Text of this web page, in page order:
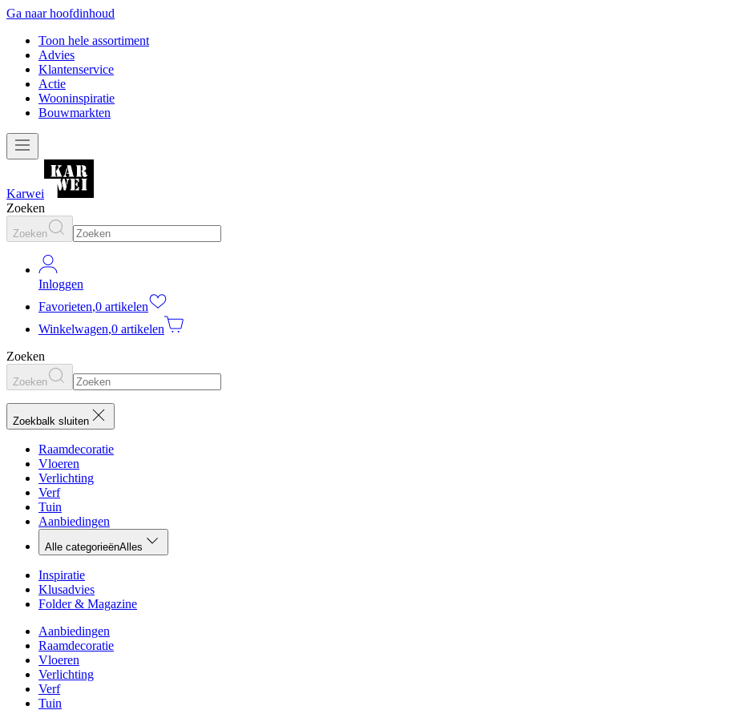
Ga naar hoofdinhoud
Toon hele assortiment
Advies
Klantenservice
Actie
Wooninspiratie
Bouwmarkten
Karwei
Zoeken
Zoeken
Inloggen
Favorieten,0 artikelen
Winkelwagen,0 artikelen
Zoeken
Zoeken
Zoekbalk sluiten
Raamdecoratie
Vloeren
Verlichting
Verf
Tuin
Aanbiedingen
Alle categorieënAlles
Inspiratie
Klusadvies
Folder & Magazine
Aanbiedingen
Raamdecoratie
Vloeren
Verlichting
Verf
Tuin